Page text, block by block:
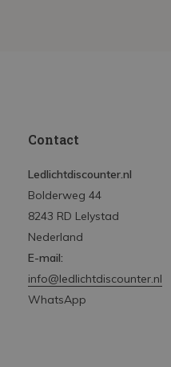
Contact
Ledlichtdiscounter.nl
Bolderweg 44
8243 RD Lelystad
Nederland
E-mail:
info@ledlichtdiscounter.nl
WhatsApp